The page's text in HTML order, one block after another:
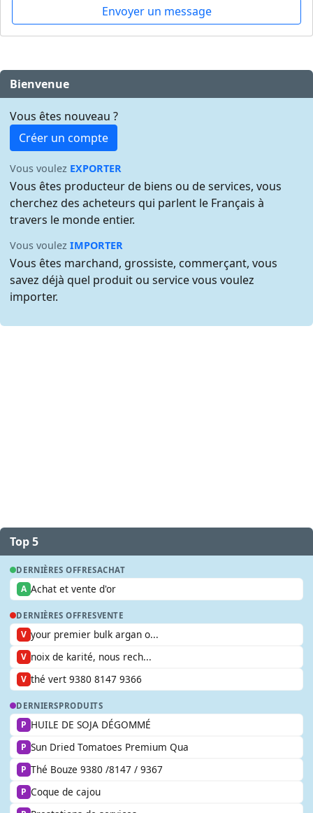
Envoyer un message
Bienvenue
Vous êtes nouveau ?
Créer un compte
Vous voulez EXPORTER
Vous êtes producteur de biens ou de services, vous
cherchez des acheteurs qui parlent le Français à
travers le monde entier.
Vous voulezIMPORTER
Vous êtes marchand, grossiste, commerçant, vous
savez déjà quel produit ou service vous voulez
importer.
Top 5
DERNIÈRES OFFRESACHAT
A Achat et vente d'or
DERNIÈRES OFFRESVENTE
V your premier bulk argan o...
V noix de karité, nous rech...
V thé vert 9380 8147 9366
DERNIERSPRODUITS
P HUILE DE SOJA DÉGOMMÉ
P Sun Dried Tomatoes Premium Qua
P Thé Bouze 9380 /8147 / 9367
P Coque de cajou